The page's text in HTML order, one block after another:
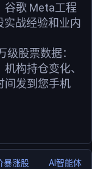
谷歌 Meta工程
实战经验和业内
级股票数据：
构持仓变化、
间发到您手机
暴涨股 AI智能体